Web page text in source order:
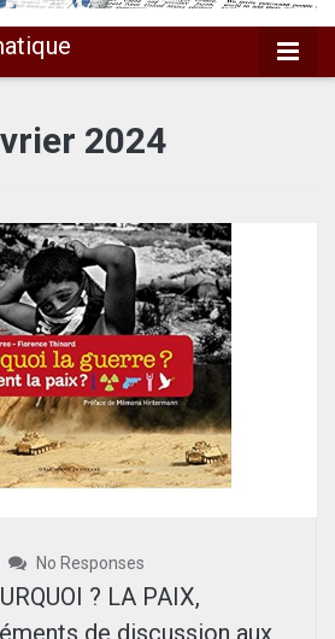
Internationale
2024
No Responses
? LA PAIX,
de discussion aux